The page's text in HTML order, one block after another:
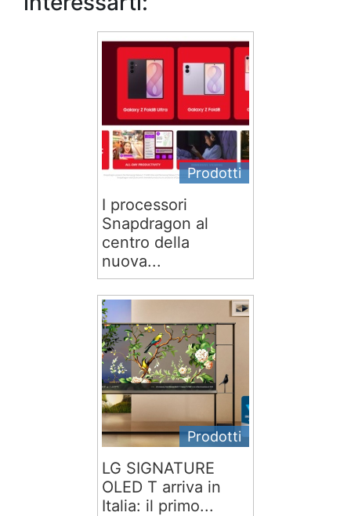
Prodotti
I processori
Snapdragon al
centro della
nuova...
Prodotti
LG SIGNATURE
OLED T arriva in
Italia: il primo...